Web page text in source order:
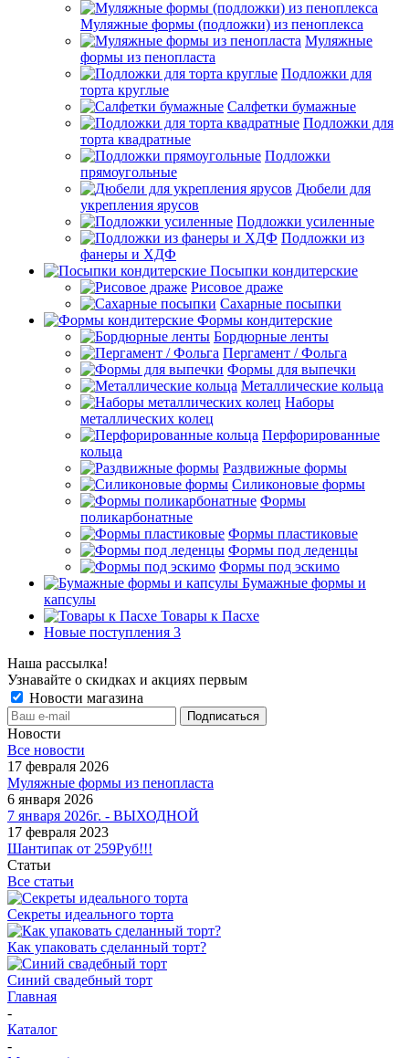
Муляжные формы (подложки) из пеноплекса
Муляжные
формы из пенопласта
Подложки для
торта круглые
Салфетки бумажные
Подложки для
торта квадратные
Подложки
прямоугольные
Дюбели для
укрепления ярусов
Подложки усиленные
Подложки из
фанеры и ХДФ
Посыпки кондитерские
Рисовое драже
Сахарные посыпки
Формы кондитерские
Бордюрные ленты
Пергамент / Фольга
Формы для выпечки
Металлические кольца
Наборы
металлических колец
Перфорированные
кольца
Раздвижные формы
Силиконовые формы
Формы
поликарбонатные
Формы пластиковые
Формы под леденцы
Формы под эскимо
Бумажные формы и
капсулы
Товары к Пасхе
Новые поступления 3
Наша рассылка!
Узнавайте о скидках и акциях первым
Новости магазина
Новости
Все новости
17 февраля 2026
Муляжные формы из пенопласта
6 января 2026
7 января 2026г. - ВЫХОДНОЙ
17 февраля 2023
Шантипак от 259Руб!!!
Статьи
Все статьи
Секреты идеального торта
Как упаковать сделанный торт?
Синий свадебный торт
Главная
-
Каталог
-